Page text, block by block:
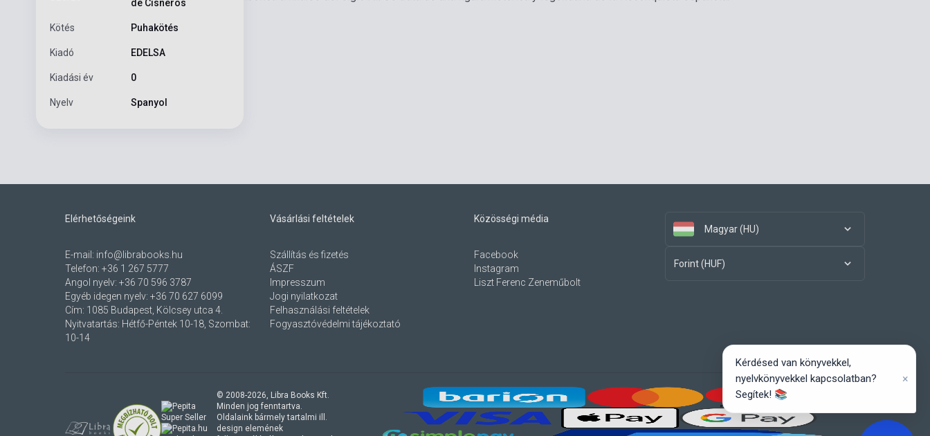
de Cisneros
Kötés Puhakötés
Kiadó EDELSA
Kiadási év 0
Nyelv Spanyol
Elérhetőségeink
E-mail: info@librabooks.hu
Telefon: +36 1 267 5777
Angol nyelv: +36 70 596 3787
Egyéb idegen nyelv: +36 70 627 6099
Cím: 1085 Budapest, Kölcsey utca 4.
Nyitvatartás: Hétfő-Péntek 10-18, Szombat:
10-14
Vásárlási feltételek
Szállítás és fizetés
ÁSZF
Impresszum
Jogi nyilatkozat
Felhasználási feltételek
Fogyasztóvédelmi tájékoztató
Közösségi média
Facebook
Instagram
Liszt Ferenc Zeneműbolt
Magyar (HU)
Forint (HUF)
© 2008-2026, Libra Books Kft.
Minden jog fenntartva.
Oldalaink bármely tartalmi ill.
design elemének
Kérdésed van könyvekkel,
nyelvkönyvekkel kapcsolatban?
Segítek! 📚
×